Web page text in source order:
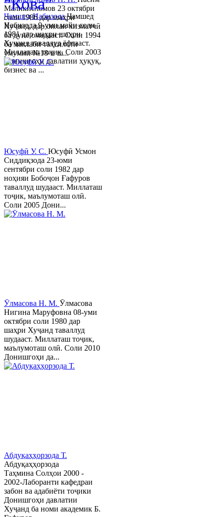
Ҷамшед НабизодаҶамшед
Набизода 9-уми майи соли
1981 дар шаҳри шаҳри
Хуҷанд таваллуд ёфтааст.
Миллаташ тоҷик. Соли 2003
Донишгоҳи давлатии ҳуқуқ,
бизнес ва ...
Маликисломов 23 октябри
соли 1986 дар шаҳри
Хуҷанд, дар оилаи хизматчӣ
ба дунё омадааст. Соли 1994
ба мактаби таҳсилоти
умумии №18-и ш...
Юсуфӣ У. C. Юсуфӣ Усмон
Сиддиқзода 23-юми
сентябри соли 1982 дар
ноҳияи Бобоҷон Ғафуров
таваллуд шудааст. Миллаташ
тоҷик, маълумоташ олӣ.
Соли 2005 Дони...
Ӯлмасова Н. М. Ӯлмасова
Нигина Маруфовна 08-уми
октябри соли 1980 дар
шаҳри Хуҷанд таваллуд
шудааст. Миллаташ тоҷик,
маълумоташ олӣ. Соли 2010
Донишгоҳи да...
Абдуқаҳҳорзода Т.
Абдуқаҳҳорзода
Таҳмина Солҳои 2000 -
2002-Лаборанти кафедраи
забон ва адабиёти тоҷики
Донишгоҳи давлатии
Хуҷанд ба номи академик Б.
"Кова"